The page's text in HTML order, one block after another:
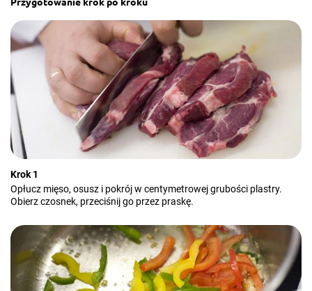
Krok 1
Opłucz mięso, osusz i pokrój w centymetrowej grubości plastry.
Obierz czosnek, przeciśnij go przez praskę.